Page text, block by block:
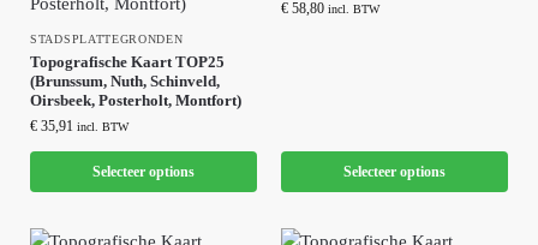
STADSPLATTEGRONDEN
Topografische Kaart TOP25
(Brunssum, Nuth, Schinveld,
Oirsbeek, Posterholt, Montfort)
€ 35,91 incl. BTW
Selecteer options
€ 58,80 incl. BTW
Selecteer options